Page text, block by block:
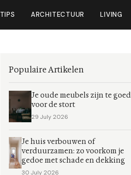
TIPS ARCHITECTUUR LIVING
Populaire Artikelen
Je oude meubels zijn te goed
voor de stort
29 July 2026
Je huis verbouwen of
verduurzamen: zo voorkom je
gedoe met schade en dekking
30 July 2026